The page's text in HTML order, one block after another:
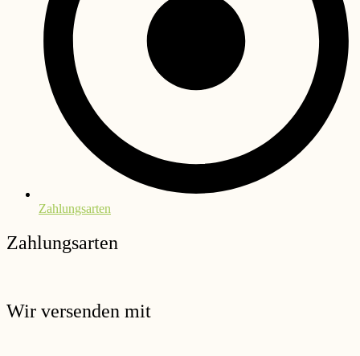
Zahlungsarten
Zahlungsarten
Wir versenden mit